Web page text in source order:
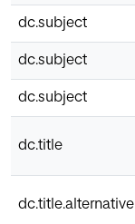
dc.subject
dc.subject
dc.subject
dc.title
dc.title.alternative